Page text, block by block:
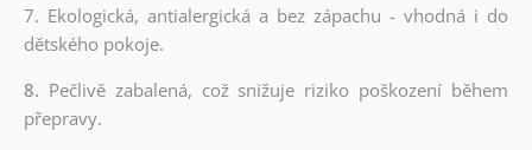
7. Ekologická, antialergická a bez zápachu - vhodná i do
dětského pokoje.
8. Pečlivě zabalená, což snižuje riziko poškození během
přepravy.